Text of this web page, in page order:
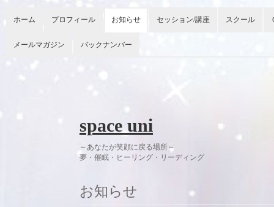
ホーム プロフィール お知らせ セッション/講座 スクール
メールマガジン バックナンバー
space uni
～あなたが笑顔に戻る場所～
夢・催眠・ヒーリング・リーディング 今
お知らせ